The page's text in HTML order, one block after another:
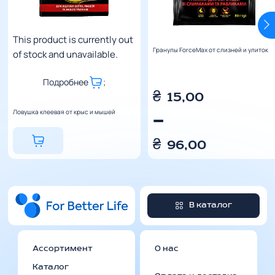
This product is currently out
of stock and unavailable.
Подробнее ;
Ловушка клеевая от крыс и мышей
Гранулы ForceMax от слизней и улиток
15,00
₴
–
96,00
₴
В каталог
Ассортимент
Каталог
О нас